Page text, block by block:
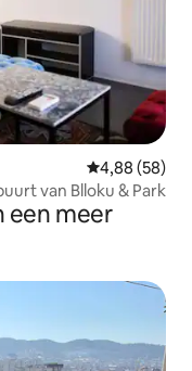
Gemiddelde
4,88 (58)
van Blloku & Park
een meer